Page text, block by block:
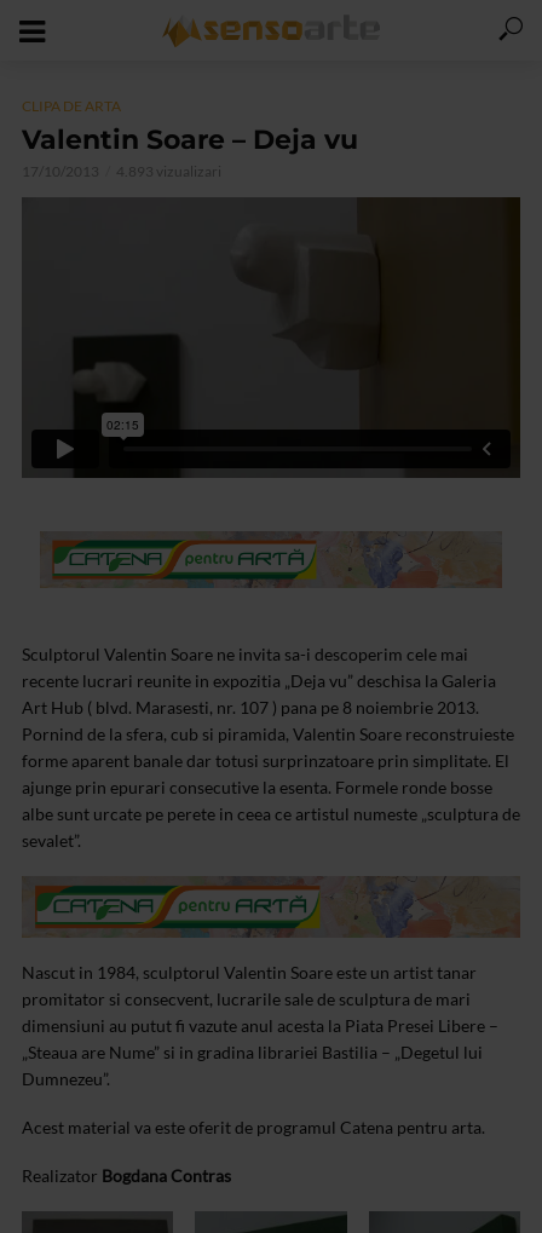
CLIPA DE ARTA
Valentin Soare – Deja vu
17/10/2013 4.893 vizualizari
Sculptorul Valentin Soare ne invita sa-i descoperim cele mai
recente lucrari reunite in expozitia „Deja vu” deschisa la Galeria
Art Hub ( blvd. Marasesti, nr. 107 ) pana pe 8 noiembrie 2013.
Pornind de la sfera, cub si piramida, Valentin Soare reconstruieste
forme aparent banale dar totusi surprinzatoare prin simplitate. El
ajunge prin epurari consecutive la esenta. Formele ronde bosse
albe sunt urcate pe perete in ceea ce artistul numeste „sculptura de
sevalet”.
Nascut in 1984, sculptorul Valentin Soare este un artist tanar
promitator si consecvent, lucrarile sale de sculptura de mari
dimensiuni au putut fi vazute anul acesta la Piata Presei Libere –
„Steaua are Nume” si in gradina librariei Bastilia – „Degetul lui
Dumnezeu”.
Acest material va este oferit de programul Catena pentru arta.
Realizator Bogdana Contras